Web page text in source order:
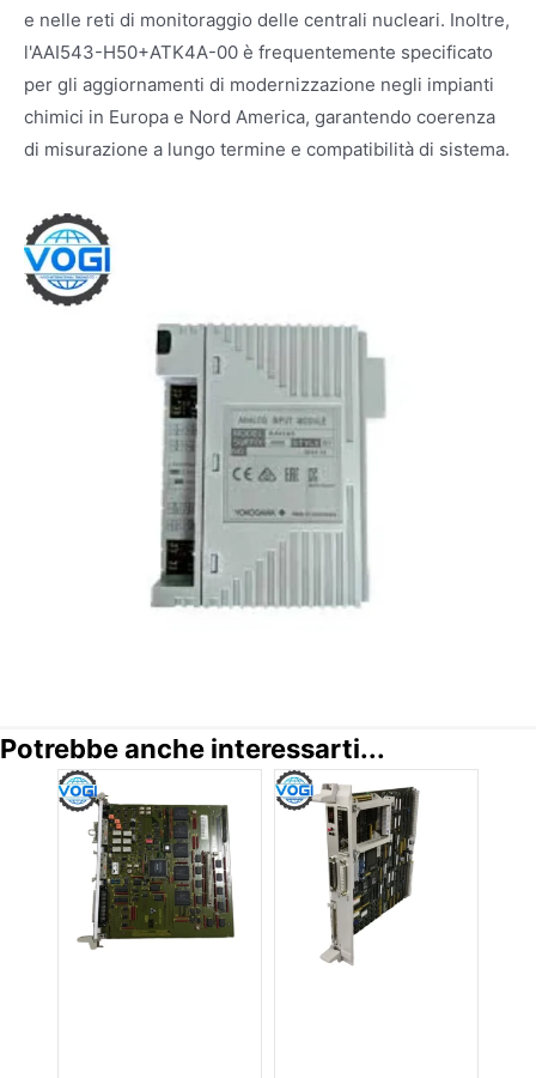
e nelle reti di monitoraggio delle centrali nucleari. Inoltre,
l'AAI543-H50+ATK4A-00 è frequentemente specificato
per gli aggiornamenti di modernizzazione negli impianti
chimici in Europa e Nord America, garantendo coerenza
di misurazione a lungo termine e compatibilità di sistema.
Potrebbe anche interessarti...